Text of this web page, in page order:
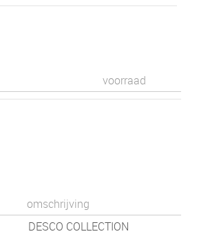
voorraad
omschrijving
DESCO COLLECTION